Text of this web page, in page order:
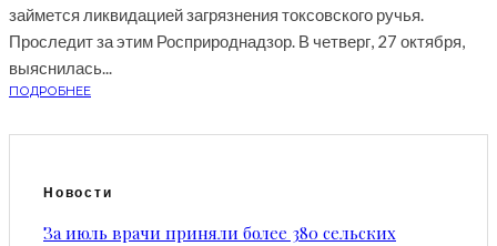
займется ликвидацией загрязнения токсовского ручья.
Проследит за этим Росприроднадзор. В четверг, 27 октября,
выяснилась...
ПОДРОБНЕЕ
Новости
За июль врачи приняли более 380 сельских